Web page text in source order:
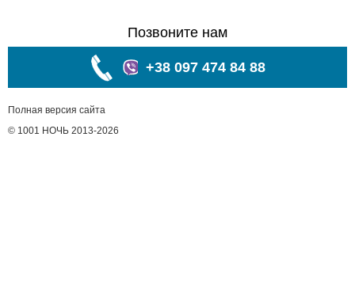
Позвоните нам
+38 097 474 84 88
Полная версия сайта
© 1001 НОЧЬ 2013-2026